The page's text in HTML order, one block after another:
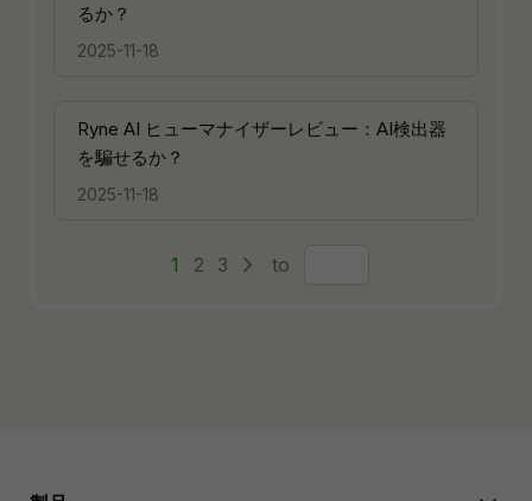
るか？
2025-11-18
Ryne AI ヒューマナイザーレビュー：AI検出器
を騙せるか？
2025-11-18
1 2 3 to